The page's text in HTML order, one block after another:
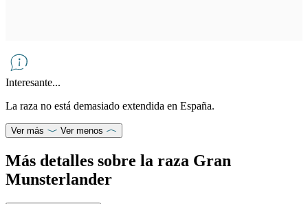
Interesante...
La raza no está demasiado extendida en España.
Ver más Ver menos
Más detalles sobre la raza Gran
Munsterlander